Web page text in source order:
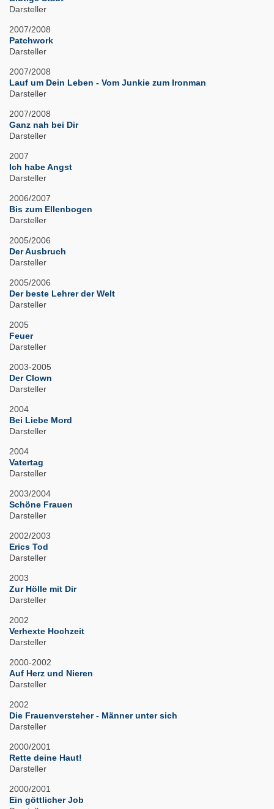
Darsteller
2007/2008
Patchwork
Darsteller
2007/2008
Lauf um Dein Leben - Vom Junkie zum Ironman
Darsteller
2007/2008
Ganz nah bei Dir
Darsteller
2007
Ich habe Angst
Darsteller
2006/2007
Bis zum Ellenbogen
Darsteller
2005/2006
Der Ausbruch
Darsteller
2005/2006
Der beste Lehrer der Welt
Darsteller
2005
Feuer
Darsteller
2003-2005
Der Clown
Darsteller
2004
Bei Liebe Mord
Darsteller
2004
Vatertag
Darsteller
2003/2004
Schöne Frauen
Darsteller
2002/2003
Erics Tod
Darsteller
2003
Zur Hölle mit Dir
Darsteller
2002
Verhexte Hochzeit
Darsteller
2000-2002
Auf Herz und Nieren
Darsteller
2002
Die Frauenversteher - Männer unter sich
Darsteller
2000/2001
Rette deine Haut!
Darsteller
2000/2001
Ein göttlicher Job